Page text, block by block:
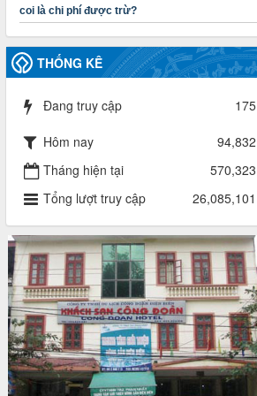
Thời gian đăng: 23/09/2024
lượt xem: 4200 | lượt tải:1315
3716/TLD-TC
chính, tài sản công đoàn khi đơn vị sát
Thời gian đăng: 13/04/2025
60/TB-LĐLĐ
Thông báo công khai dự toán thu, chi
Biên năm 2025
Thời gian đăng: 28/04/2025
lượt xem: 822 | lượt tải:286
485/QĐ-LĐLĐ
Quyết định về việc công bố công khai
quyết toán ngân sách nhà nước năm
2024
Thời gian đăng: 29/04/2025
lượt xem: 919 | lượt tải:255
coi là chi phí được trừ?
THỐNG KÊ
Đang truy cập 175
Hôm nay
94,832
Tháng hiện tại
570,323
Tổng lượt truy cập
26,085,101